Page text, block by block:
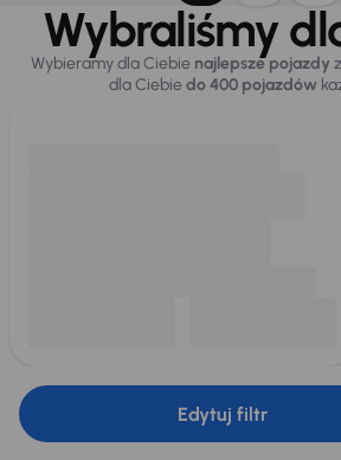
Wybraliśmy
Wybieramy dla Ciebie najlepsze pojazdy
dla Ciebiedo 400 pojazdów
Edytuj filtr